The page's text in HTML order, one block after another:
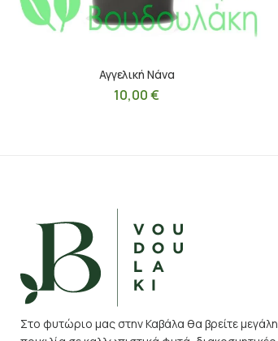
Αγγελική Nάνα
10,00€
Στο φυτώριο μας στην Καβάλα θα βρείτε μεγάλη